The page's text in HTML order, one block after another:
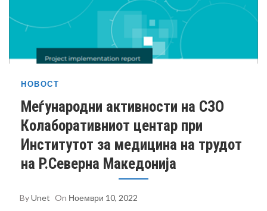
НОВОСТ
Меѓународни активности на СЗО
Колаборативниот центар при
Институтот за медицина на трудот
на Р.Северна Македонија
ByUnet On Ноември 10, 2022